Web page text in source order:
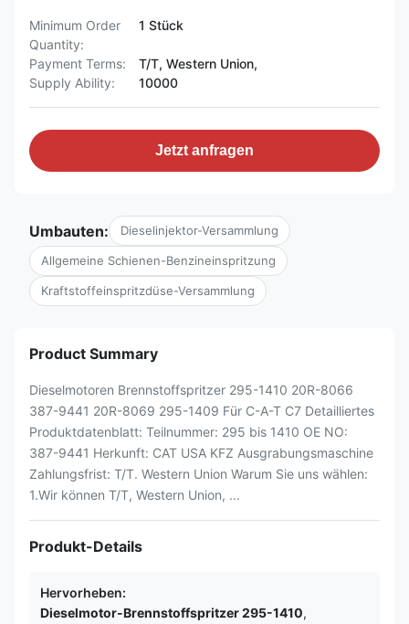
Minimum Order
Quantity:
1 Stück
Payment Terms:
T/T, Western Union,
Supply Ability:
10000
Jetzt anfragen
Umbauten: Dieselinjektor-Versammlung
Allgemeine Schienen-Benzineinspritzung
Kraftstoffeinspritzdüse-Versammlung
Product Summary
Dieselmotoren Brennstoffspritzer 295-1410 20R-8066
387-9441 20R-8069 295-1409 Für C-A-T C7 Detailliertes
Produktdatenblatt: Teilnummer: 295 bis 1410 OE NO:
387-9441 Herkunft: CAT USA KFZ Ausgrabungsmaschine
Zahlungsfrist: T/T. Western Union Warum Sie uns wählen:
1.Wir können T/T, Western Union, ...
Produkt-Details
Hervorheben:
Dieselmotor-Brennstoffspritzer 295-1410,